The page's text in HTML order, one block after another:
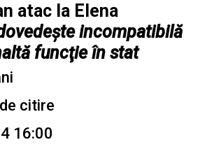
atac la Elena
incompatibilă
funcţie în stat
citire
16:00